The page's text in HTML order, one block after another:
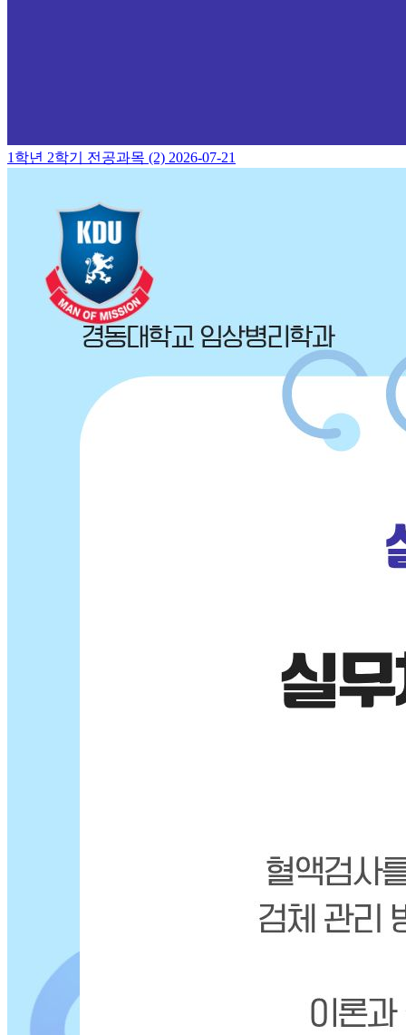
1학년 2학기 전공과목 (2) 2026-07-21